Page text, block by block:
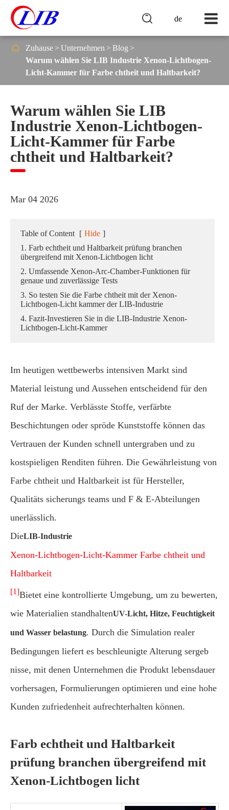
de

 Zuhause Unternehmen
Blog
Warum wählen Sie LIB Industrie Xenon-Lichtbogen-
Licht-Kammer für Farbe chtheit und Haltbarkeit?
Warum wählen Sie LIB
Industrie Xenon-Lichtbogen-
Licht-Kammer für Farbe
chtheit und Haltbarkeit?
Mar 04 2026
Table of Content [ Hide ]
1. Farb echtheit und Haltbarkeit prüfung branchen
übergreifend mit Xenon-Lichtbogen licht
2. Umfassende Xenon-Arc-Chamber-Funktionen für
genaue und zuverlässige Tests
3. So testen Sie die Farbe chtheit mit der Xenon-
Lichtbogen-Licht kammer der LIB-Industrie
4. Fazit-Investieren Sie in die LIB-Industrie Xenon-
Lichtbogen-Licht-Kammer
Im heutigen wettbewerbs intensiven Markt sind
Material leistung und Aussehen entscheidend für den
Ruf der Marke. Verblässte Stoffe, verfärbte
Beschichtungen oder spröde Kunststoffe können das
Vertrauen der Kunden schnell untergraben und zu
kostspieligen Renditen führen. Die Gewährleistung von
Farbe chtheit und Haltbarkeit ist für Hersteller,
Qualitäts sicherungs teams und F & E-Abteilungen
unerlässlich.
DieLIB-Industrie
Xenon-Lichtbogen-Licht-Kammer Farbe chtheit und
Haltbarkeit
[1]Bietet eine kontrollierte Umgebung, um zu bewerten,
wie Materialien standhaltenUV-Licht, Hitze, Feuchtigkeit
und Wasser belastung. Durch die Simulation realer
Bedingungen liefert es beschleunigte Alterung sergeb
nisse, mit denen Unternehmen die Produkt lebensdauer
vorhersagen, Formulierungen optimieren und eine hohe
Kunden zufriedenheit aufrechterhalten können.
Farb echtheit und Haltbarkeit
prüfung branchen übergreifend mit
Xenon-Lichtbogen licht